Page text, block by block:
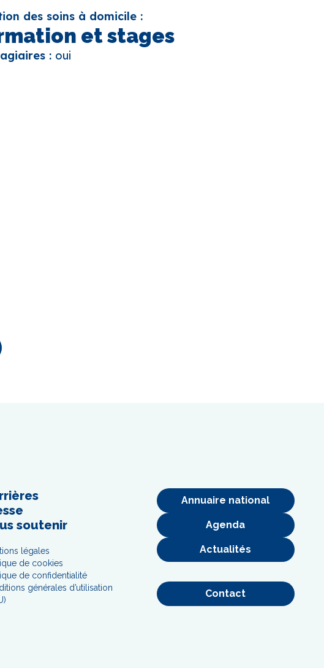
des soins à domicile :
et stages
: oui
soutenir
légales
de cookies
de confidentialité
générales d’utilisation
Annuaire national
Agenda
Actualités
Contact